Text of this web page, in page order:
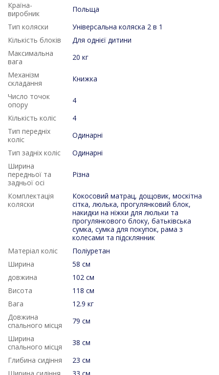
Країна-
виробник
Польща
Тип коляски
Універсальна коляска 2 в 1
Кількість блоків
Для однієї дитини
Максимальна
вага
20 кг
Механізм
складання
Книжка
Число точок
опору
4
Кількість коліс
4
Тип передніх
коліс
Одинарні
Тип задніх коліс
Одинарні
Ширина
передньої та
задньої осі
Різна
Комплектація
коляски
Кокосовий матрац, дощовик, москітна
сітка, люлька, прогулянковий блок,
накидки на ніжки для люльки та
прогулянкового блоку, батьківська
сумка, сумка для покупок, рама з
колесами та підсклянник
Матеріал коліс
Поліуретан
Ширина
58 см
довжина
102 см
Висота
118 см
Вага
12.9 кг
Довжина
спального місця
79 см
Ширина
спального місця
38 см
Глибина сидіння
23 см